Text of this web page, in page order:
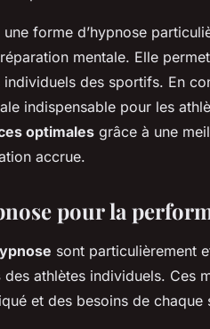
une forme d’hypnose
mentale. Elle
des sportifs. En
indispensable pour les
optimales grâce à une
accrue.
pour la
sont particulièrement
des athlètes individuels. Ces
et des besoins de chaque